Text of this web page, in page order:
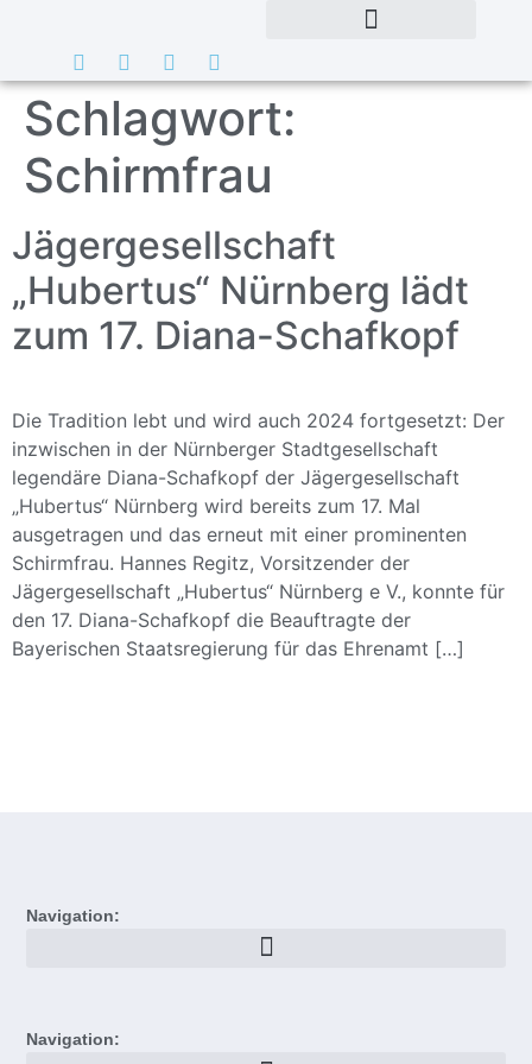
Schlagwort:
Schirmfrau
Jägergesellschaft
„Hubertus“ Nürnberg lädt
zum 17. Diana-Schafkopf
Die Tradition lebt und wird auch 2024 fortgesetzt: Der
inzwischen in der Nürnberger Stadtgesellschaft
legendäre Diana-Schafkopf der Jägergesellschaft
„Hubertus“ Nürnberg wird bereits zum 17. Mal
ausgetragen und das erneut mit einer prominenten
Schirmfrau. Hannes Regitz, Vorsitzender der
Jägergesellschaft „Hubertus“ Nürnberg e V., konnte für
den 17. Diana-Schafkopf die Beauftragte der
Bayerischen Staatsregierung für das Ehrenamt […]
Navigation:
Navigation: